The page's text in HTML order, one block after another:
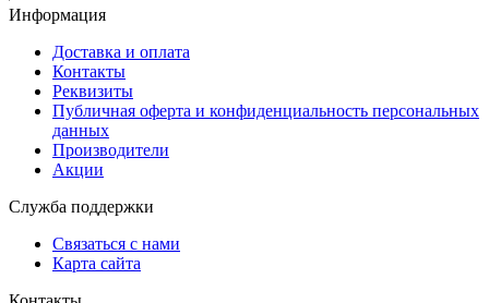
Информация
Доставка и оплата
Контакты
Реквизиты
Публичная оферта и конфиденциальность персональных
данных
Производители
Акции
Служба поддержки
Связаться с нами
Карта сайта